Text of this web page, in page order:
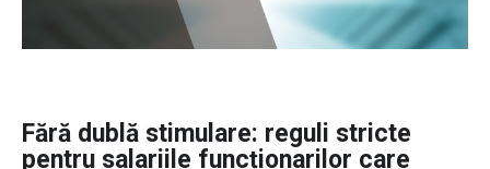
Fără dublă stimulare: reguli stricte
pentru salariile funcționarilor care